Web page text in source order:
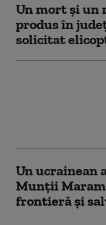
Un mort şi un
produs în
solicitat
Un ucrainean
Munţii
frontieră şi